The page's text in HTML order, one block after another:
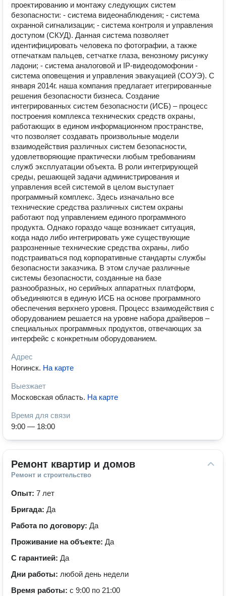
проектированию и монтажу следующих систем
безопасности: - система видеонаблюдения; - система
охранной сигнализации; - система контроля и управления
доступом (СКУД). Данная система позволяет
идентифицировать человека по фотографии, а также
отпечаткам пальцев, сетчатке глаза, венозному рисунку
ладони; - система аналоговой и IP-видеодомофонии -
система оповещения и управления эвакуацией (СОУЭ). С
января 2014г. наша компания предлагает итегрированные
решения безопасности бизнеса. Создание
интегрированных систем безопасности (ИСБ) – процесс
построения комплекса технических средств охраны,
работающих в едином информационном пространстве,
что позволяет создавать произвольные модели
взаимодействия различных систем безопасности,
удовлетворяющие практически любым требованиям
служб эксплуатации объекта. В роли интегрирующей
среды, решающей задачи администрирования и
управления всей системой в целом выступает
программный комплекс. Здесь изначально все
технические средства различных систем охраны
работают под управлением единого программного
продукта. Однако гораздо чаще возникает ситуация,
когда надо либо интегрировать уже существующие
разрозненные технические средства охраны, либо
подстраиваться под корпоративные стандарты службы
безопасности заказчика. В этом случае различные
системы безопасности, созданные на базе
разнообразных, но серийных аппаратных платформ,
объединяются в единую ИСБ на основе программного
обеспечения верхнего уровня. Процесс взаимодействия с
оборудованием решается на уровне набора драйверов –
специальных программных продуктов, отвечающих за
интерфейс с конкретным оборудованием.
Адрес
Ногинск. На карте
Выезжает
Московская область. На карте
Время для связи
9:00 — 18:00
Ремонт квартир и домов
Ремонт и строительство
Опыт: 7 лет
Бригада: Да
Работа по договору: Да
Проживание на объекте: Да
С гарантией: Да
Дни работы: любой день недели
Время работы: с 9:00 по 21:00